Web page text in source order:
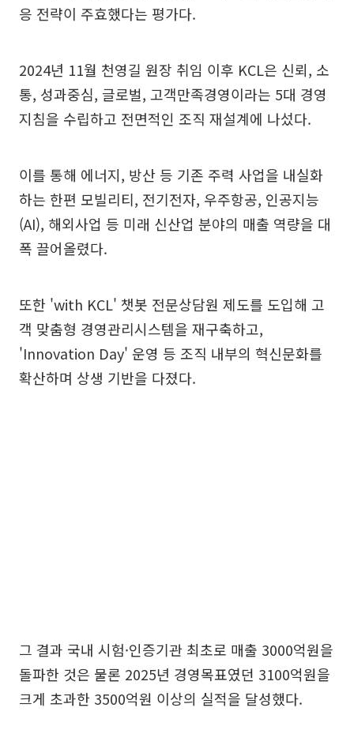
응 전략이 주효했다는 평가다.
2024년 11월 천영길 원장 취임 이후 KCL은 신뢰, 소
통, 성과중심, 글로벌, 고객만족경영이라는 5대 경영
지침을 수립하고 전면적인 조직 재설계에 나섰다.
이를 통해 에너지, 방산 등 기존 주력 사업을 내실화
하는 한편 모빌리티, 전기전자, 우주항공, 인공지능
(AI), 해외사업 등 미래 신산업 분야의 매출 역량을 대
폭 끌어올렸다.
또한 'with KCL' 챗봇 전문상담원 제도를 도입해 고
객 맞춤형 경영관리시스템을 재구축하고,
'Innovation Day' 운영 등 조직 내부의 혁신문화를
확산하며 상생 기반을 다졌다.
그 결과 국내 시험·인증기관 최초로 매출 3000억원을
돌파한 것은 물론 2025년 경영목표였던 3100억원을
크게 초과한 3500억원 이상의 실적을 달성했다.